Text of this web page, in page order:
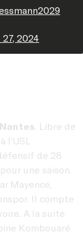
2024
. Libre de
de 28
une saison.
Mayence,
Il compte
A la suite
Kombouaré